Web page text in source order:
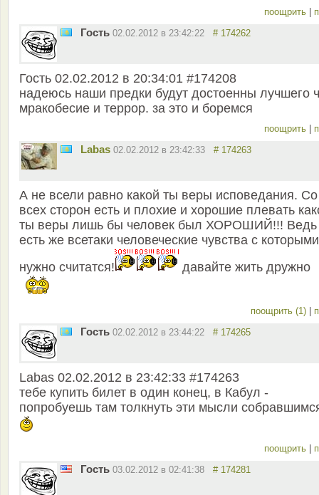
поощрить
Гость 02.02.2012 в 23:42:22 # 174262
Гость 02.02.2012 в 20:34:01 #174208
надеюсь наши предки будут достоенны лучшего
мракобесие и террор. за это и боремся
поощрить
Labas 02.02.2012 в 23:42:33 # 174263
А не всели равно какой ты веры исповедания. Со
всех сторон есть и плохие и хорошие плевать
ты веры лишь бы человек был ХОРОШИЙ!!! Ведь
есть же всетаки человеческие чувства с которыми
нужно считатся!
давайте жить дружно
поощрить (1)
Гость 02.02.2012 в 23:44:22 # 174265
Labas 02.02.2012 в 23:42:33 #174263
тебе купить билет в один конец, в Кабул -
попробуешь там толкнуть эти мысли
поощрить
Гость 03.02.2012 в 02:41:38 # 174281